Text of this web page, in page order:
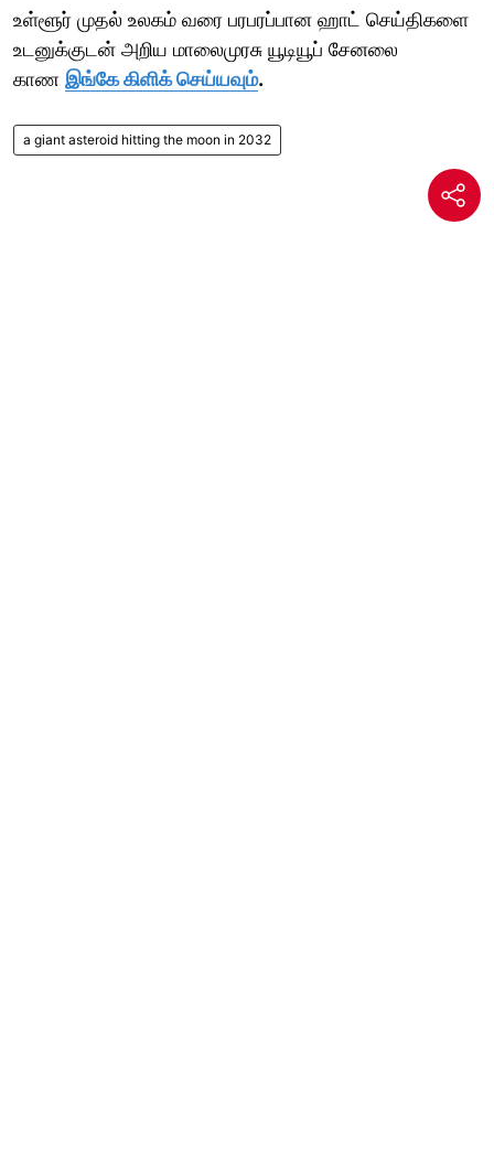
உள்ளூர் முதல் உலகம் வரை பரபரப்பான ஹாட் செய்திகளை
உடனுக்குடன் அறிய மாலைமுரசு யூடியூப் சேனலை
காண இங்கே கிளிக் செய்யவும்.
a giant asteroid hitting the moon in 2032